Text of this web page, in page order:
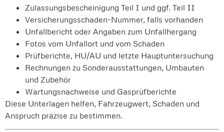
Zulassungsbescheinigung Teil I und ggf. Teil II
Versicherungsschaden-Nummer, falls vorhanden
Unfallbericht oder Angaben zum Unfallhergang
Fotos vom Unfallort und vom Schaden
Prüfberichte, HU/AU und letzte Hauptuntersuchung
Rechnungen zu Sonderausstattungen, Umbauten
und Zubehör
Wartungsnachweise und Gasprüfberichte
Diese Unterlagen helfen, Fahrzeugwert, Schaden und
Anspruch präzise zu bestimmen.